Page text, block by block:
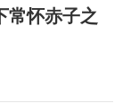
常怀赤子之